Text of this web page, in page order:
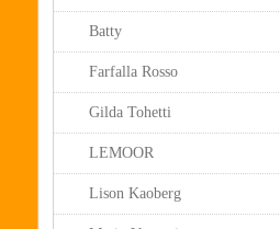
Batty
Farfalla Rosso
Gilda Tohetti
LEMOOR
Lison Kaoberg